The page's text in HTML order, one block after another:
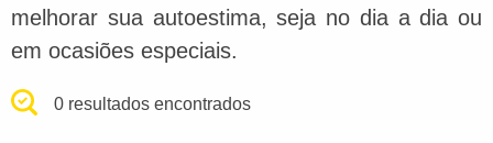
melhorar sua autoestima, seja no dia a dia ou
em ocasiões especiais.
0 resultados encontrados